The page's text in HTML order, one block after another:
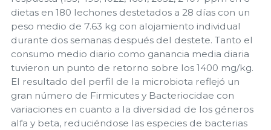
dietas en 180 lechones destetados a 28 días con un
peso medio de 7.63 kg con alojamiento individual
durante dos semanas después del destete. Tanto el
consumo medio diario como ganancia media diaria
tuvieron un punto de retorno sobre los 1400 mg/kg.
El resultado del perfil de la microbiota reflejó un
gran número de Firmicutes y Bacteriocidae con
variaciones en cuanto a la diversidad de los géneros
alfa y beta, reduciéndose las especies de bacterias